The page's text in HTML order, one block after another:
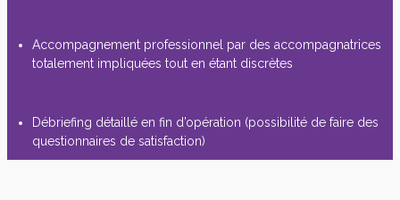
Accompagnement professionnel par des accompagnatrices
totalement impliquées tout en étant discrètes
Débriefing détaillé en fin d’opération (possibilité de faire des
questionnaires de satisfaction)